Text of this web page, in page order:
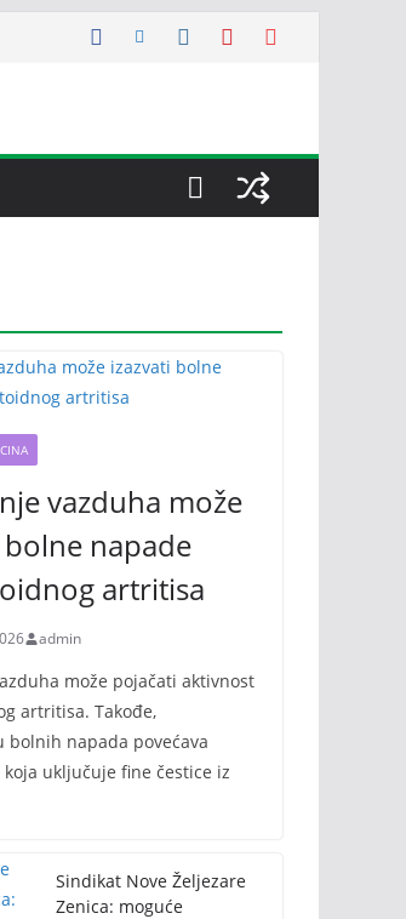
vazduha može
bolne napade
artritisa
admin
može pojačati aktivnost
artritisa. Takođe,
bolnih napada povećava
koja uključuje fine čestice iz
Sindikat Nove Željezare
Zenica: moguće